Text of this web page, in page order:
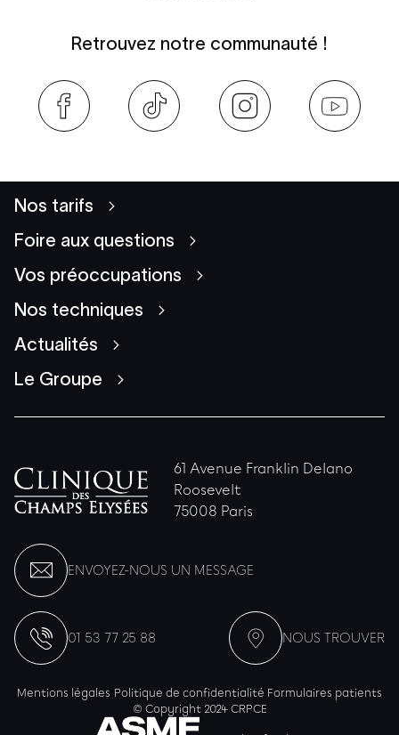
Retrouvez notre communauté !
Nos tarifs
Foire aux questions
Vos préoccupations
Nos techniques
Actualités
Le Groupe
61 Avenue Franklin Delano
Roosevelt
75008 Paris
ENVOYEZ-NOUS UN MESSAGE
01 53 77 25 88 NOUS TROUVER
Mentions légales Politique de confidentialité Formulaires patients
© Copyright 2024 CRPCE